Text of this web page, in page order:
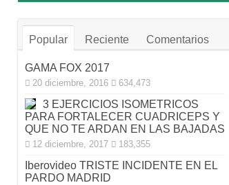
Popular Reciente Comentarios
GAMA FOX 2017
20 diciembre, 2016 634,473
3 EJERCICIOS ISOMETRICOS
PARA FORTALECER CUADRICEPS Y
QUE NO TE ARDAN EN LAS BAJADAS
12 diciembre, 2017 183,355
Iberovideo TRISTE INCIDENTE EN EL
PARDO MADRID